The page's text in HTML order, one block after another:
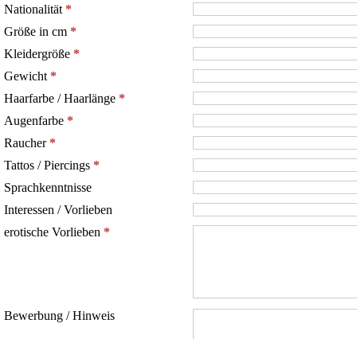
Nationalität *
Größe in cm *
Kleidergröße *
Gewicht *
Haarfarbe / Haarlänge *
Augenfarbe *
Raucher *
Tattos / Piercings *
Sprachkenntnisse
Interessen / Vorlieben
erotische Vorlieben *
Bewerbung / Hinweis